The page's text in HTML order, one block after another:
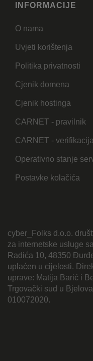
INFORMACIJE
O nama
Uvjeti korištenja
Politika privatnosti
Cjenik domena
Cjenik hostinga
CARNET - pravilnik
CARNET - verifikacija
Operativno stanje
Postavke kolačića
cyber_Folks d.o.o.
za internetske usluge
Radića 10, 48350
uplaćen u cijelosti.
uprave: Matija Barić i
Trgovački sud u
010072020.